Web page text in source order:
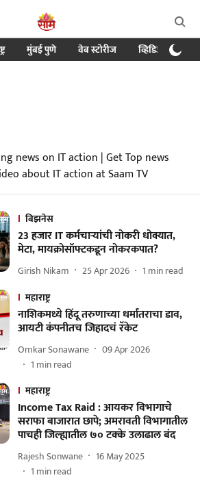
मुंबई पुणे वेब स्टोरीज व्हिडिओ
news on IT action | Get Top news
about IT action at Saam TV
बिझनेस
23 हजार IT कर्मचाऱ्यांची नोकरी धोक्यात,
मेटा, मायक्रोसॉफ्टकडून नोकरकपात?
Girish Nikam 25 Apr 2026 1 min read
महाराष्ट्र
नाशिकमध्ये हिंदू तरुणाच्या धर्मांतराचा डाव,
आयटी कंपनीतच जिहादचं रॅकेट
Omkar Sonawane
09 Apr 2026
1 min read
महाराष्ट्र
Income Tax Raid : आयकर विभागाचे
सराफा बाजारात छापे; अमरावती विभागातील
पाचही जिल्ह्यातील ७० टक्के उलाढाल बंद
Rajesh Sonwane
16 May 2025
1 min read